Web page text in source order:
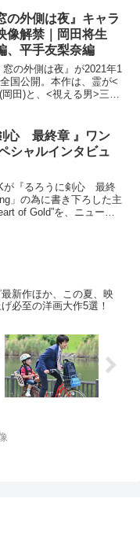
の外側は夜』キャラ
像解禁｜岡田将生
、平手友梨奈編
の外側は夜』が2021年1
国公開。本作は、霊が<
田)と、<視える男>三角
メント。連続殺人事件...
心 最終章 』ワン
シャルインタビュ
が『るろうに剣心 最終
」の為に書き下ろした主
of Gold”を、ニューシ
新作ほか、この夏、映
必至の洋画大作5選！